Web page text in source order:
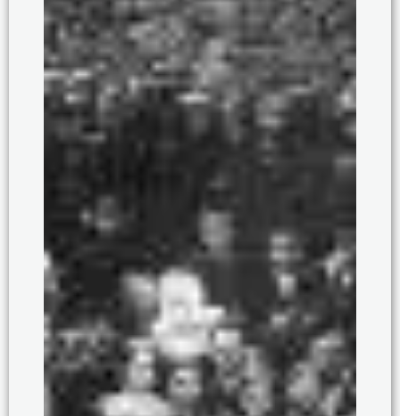
Μουσεία Συρράκου
Τι θα δείτε​